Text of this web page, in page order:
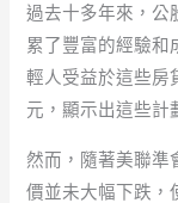
過去十多年來，公
累了豐富的經驗和
輕人受益於這些房
元，顯示出這些計
然而，隨著美聯準
價並未大幅下跌，